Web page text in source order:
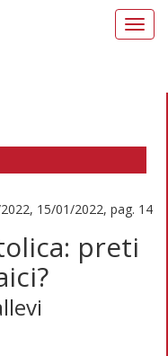
15/01/2022, pag. 14
preti